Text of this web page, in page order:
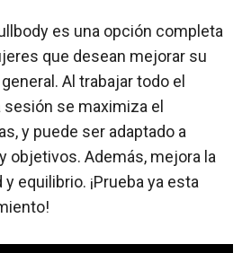
es una opción completa
que desean mejorar su
Al trabajar todo el
sesión se maximiza el
y puede ser adaptado a
objetivos. Además, mejora la
equilibrio. ¡Prueba ya esta